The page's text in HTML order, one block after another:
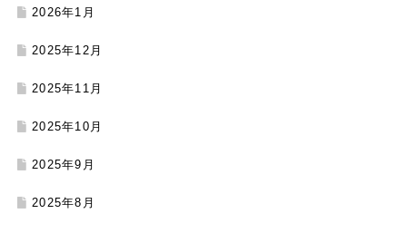
2026年1月
2025年12月
2025年11月
2025年10月
2025年9月
2025年8月